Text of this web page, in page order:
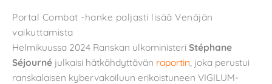
Portal Combat -hanke paljasti lisää Venäjän
vaikuttamista
Helmikuussa 2024 Ranskan ulkoministeri Stéphane
Séjourné julkaisi hätkähdyttävän raportin , joka perustui
ranskalaisen kybervakoiluun erikoistuneen VIGILUM-